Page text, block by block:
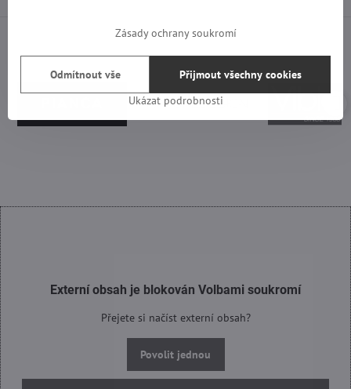
Externí obsah je blokován Volbami soukromí
Přejete si načíst externí obsah?
Povolit jednou
Zásady ochrany soukromí
Ukázat podrobnosti
Přijmout všechny cookies
Odmítnout vše